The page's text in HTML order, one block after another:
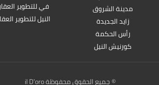
مدينة الشروق
زايد الجديدة
رأس الحكمة
كورنيش النيل
في للتطوير
النيل للتطوير
© جميع الحقوق محفوظة il D'oro